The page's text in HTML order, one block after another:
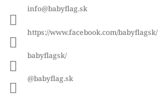
info@babyflag.sk
https://www.facebook.com/babyflagsk/
babyflagsk/
@babyflag.sk